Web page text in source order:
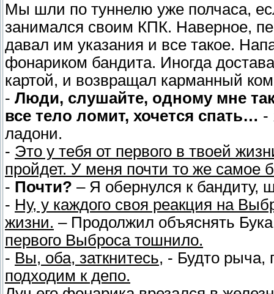
Мы шли по туннелю уже полчаса,
занимался своим КПК. Наверное,
давал им указания и все такое.
фонариком бандита. Иногда
картой, и возвращал карманный
- Люди, слушайте, одному мне
все тело ломит, хочется спать… -
ладони.
- Это у тебя от первого в твоей
пройдет. У меня почти то же самое
- Почти? – Я обернулся к бандиту,
- Ну, у каждого своя реакция на
жизни. – Продолжил объяснять
первого Выброса тошнило.
- Вы, оба, заткнитесь, - Будто рыча,
подходим к депо.